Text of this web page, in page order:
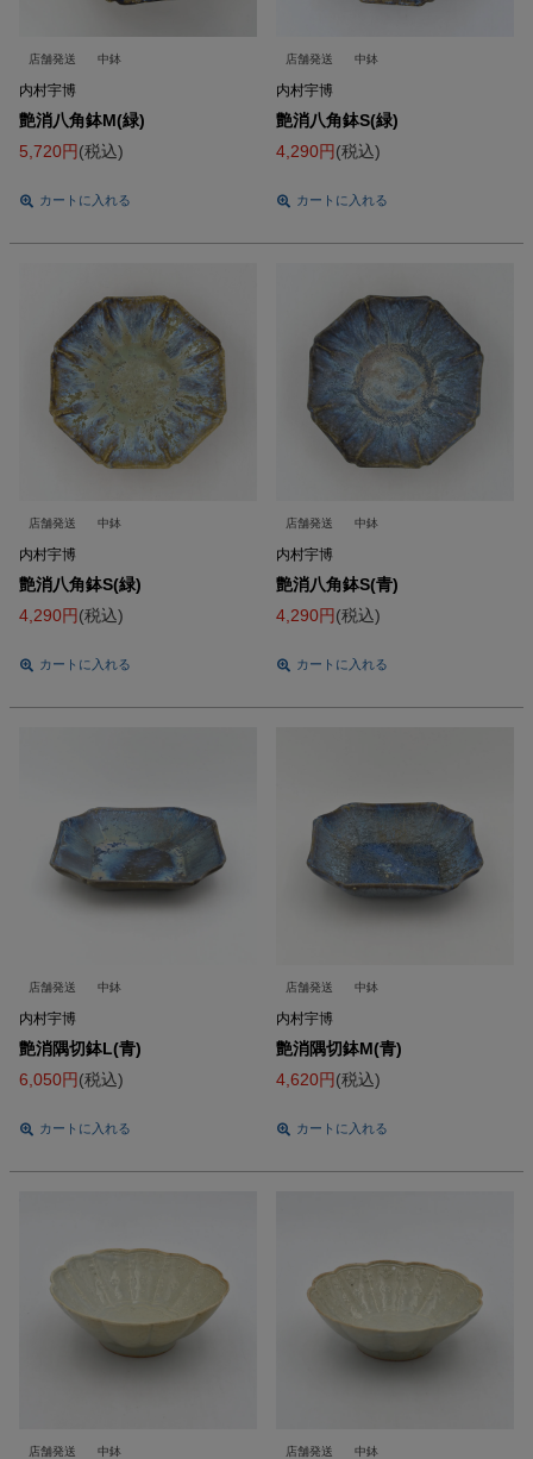
店舗発送 中鉢
内村宇博
艶消八角鉢M(緑)
5,720
税込
カートに入れる
店舗発送 中鉢
内村宇博
艶消八角鉢S(緑)
4,290
税込
カートに入れる
店舗発送 中鉢
内村宇博
艶消八角鉢S(緑)
4,290
税込
カートに入れる
店舗発送 中鉢
内村宇博
艶消八角鉢S(青)
4,290
税込
カートに入れる
店舗発送 中鉢
内村宇博
艶消隅切鉢L(青)
6,050
税込
カートに入れる
店舗発送 中鉢
内村宇博
艶消隅切鉢M(青)
4,620
税込
カートに入れる
店舗発送 中鉢 店舗発送 中鉢